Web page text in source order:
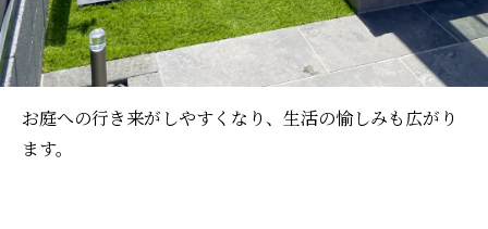
お庭への行き来がしやすくなり、生活の愉しみも広がり
ます。